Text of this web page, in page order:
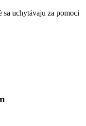
uchytávaju za pomoci